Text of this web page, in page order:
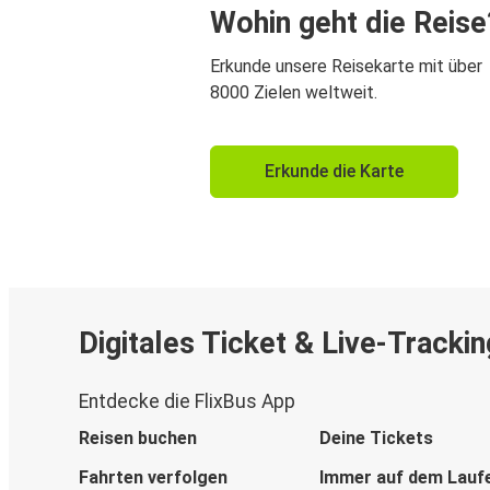
Wohin geht die
Erkunde unsere Reisekarte mit über
8000 Zielen weltweit.
Erkunde die Karte
Digitales Ticket & Live-
Entdecke die FlixBus App
Reisen buchen
Deine Tickets
Fahrten verfolgen
Immer auf dem